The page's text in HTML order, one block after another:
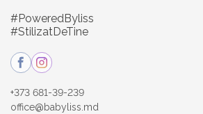
#PoweredByliss
#StilizatDeTine
+373 681-39-239
office@babyliss.md